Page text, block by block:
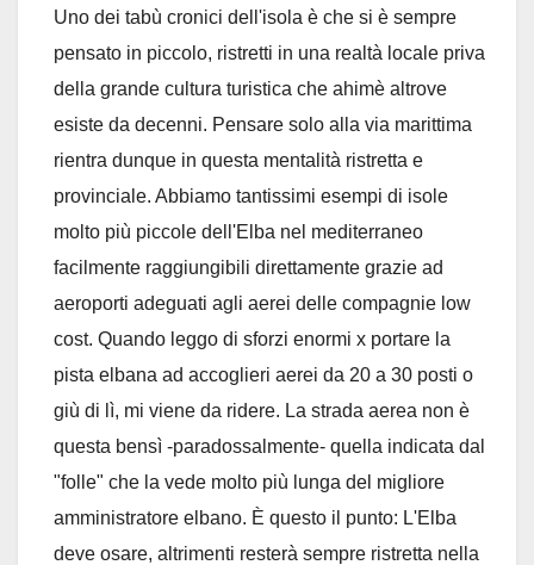
Uno dei tabù cronici dell'isola è che si è sempre
pensato in piccolo, ristretti in una realtà locale priva
della grande cultura turistica che ahimè altrove
esiste da decenni. Pensare solo alla via marittima
rientra dunque in questa mentalità ristretta e
provinciale. Abbiamo tantissimi esempi di isole
molto più piccole dell'Elba nel mediterraneo
facilmente raggiungibili direttamente grazie ad
aeroporti adeguati agli aerei delle compagnie low
cost. Quando leggo di sforzi enormi x portare la
pista elbana ad accoglieri aerei da 20 a 30 posti o
giù di lì, mi viene da ridere. La strada aerea non è
questa bensì -paradossalmente- quella indicata dal
"folle" che la vede molto più lunga del migliore
amministratore elbano. È questo il punto: L'Elba
deve osare, altrimenti resterà sempre ristretta nella